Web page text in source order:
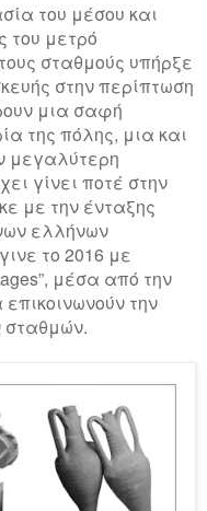
του μέσου και
του μετρό
σταθμούς υπήρξε
στην περίπτωση
μια σαφή
της πόλης, μια και
μεγαλύτερη
γίνει ποτέ στην
με την ένταξης
ελλήνων
το 2016 με
μέσα από την
την
σταθμών.